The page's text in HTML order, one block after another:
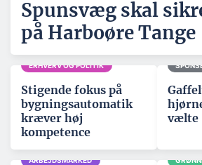
Spunsvæg skal
på Harboøre Tange
ERHVERV OG POLITIK
Stigende fokus på
bygningsautomatik
kræver høj
kompetence
vælte
ARBEJDSMARKED